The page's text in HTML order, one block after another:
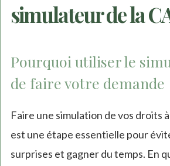
simulateur de la
Pourquoi utiliser le
de faire votre demande
Faire une simulation de vos droits
est une étape essentielle pour
surprises et gagner du temps. En